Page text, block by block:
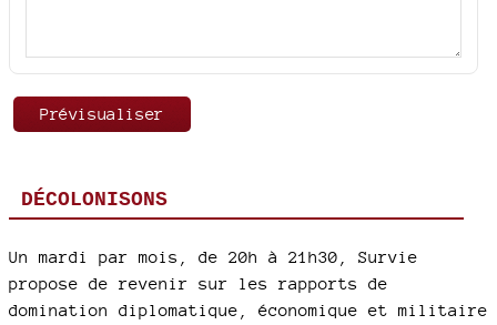
DÉCOLONISONS
Un mardi par mois, de 20h à 21h30, Survie
propose de revenir sur les rapports de
domination diplomatique, économique et militaire